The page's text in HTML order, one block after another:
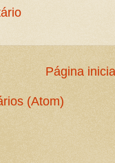
Página
(Atom)